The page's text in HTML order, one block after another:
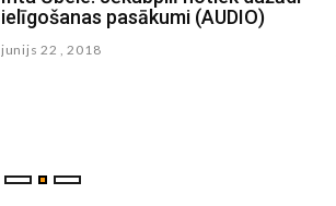
ielīgošanas pasākumi (AUDIO)
junijs 22 , 2018